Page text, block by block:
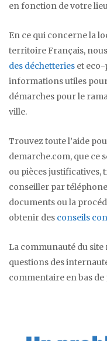
en fonction de votre
En ce qui concerne la
territoire Français,
des déchetteries et
informations utiles
démarches pour le
ville.
Trouvez toute l’aide
demarche.com, que ce
ou pièces
conseiller par
documents ou la
obtenir des conseils
La communauté du
questions des
commentaire en bas de